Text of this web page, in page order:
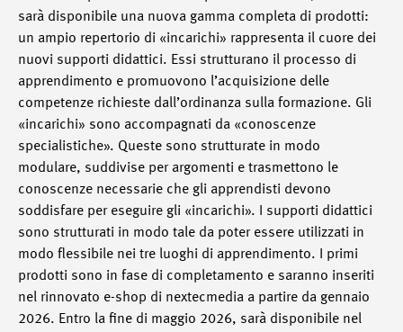
sarà disponibile una nuova gamma completa di prodotti:
un ampio repertorio di «incarichi» rappresenta il cuore dei
nuovi supporti didattici. Essi strutturano il processo di
apprendimento e promuovono l’acquisizione delle
competenze richieste dall’ordinanza sulla formazione. Gli
«incarichi» sono accompagnati da «conoscenze
specialistiche». Queste sono strutturate in modo
modulare, suddivise per argomenti e trasmettono le
conoscenze necessarie che gli apprendisti devono
soddisfare per eseguire gli «incarichi». I supporti didattici
sono strutturati in modo tale da poter essere utilizzati in
modo flessibile nei tre luoghi di apprendimento. I primi
prodotti sono in fase di completamento e saranno inseriti
nel rinnovato e-shop di nextecmedia a partire da gennaio
2026. Entro la fine di maggio 2026, sarà disponibile nel